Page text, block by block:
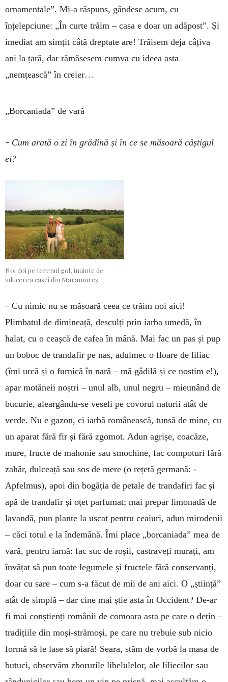
ornamentale”. Mi-a răspuns, gândesc acum, cu
înțelepciune: „În curte trăim – casa e doar un adăpost”. Și
imediat am simțit câtă drep­tate are! Trăisem deja câțiva
ani la țară, dar rămăsesem cumva cu ideea asta
„nemțească” în creier…
„Borcaniada” de vară
– Cum arată o zi în grădină și în ce se măsoară câștigul
ei?
Noi doi pe terenul gol, înainte de
aducerea casei din Maramureș
– Cu nimic nu se măsoară ceea ce trăim noi aici!
Plimbatul de dimineață, desculți prin iarba umedă, în
halat, cu o ceașcă de cafea în mână. Mai fac un pas și pup
un boboc de trandafir pe nas, adulmec o floare de liliac
(îmi urcă și o furnică în nară – mă gâdilă și ce nostim e!),
apar motăneii noștri – unul alb, unul negru – mieunând de
bucurie, aleargându-se veseli pe covorul naturii atât de
verde. Nu e gazon, ci iarbă românească, tunsă de mine, cu
un aparat fără fir și fără zgomot. Adun agrișe, coacăze,
mure, fructe de mahonie sau smochine, fac compoturi fără
zahăr, dulceață sau sos de mere (o rețetă germană: ­
Apfelmus), apoi din bogăția de petale de trandafiri fac și
apă de trandafir și oțet parfumat; mai prepar limonadă de
lavandă, pun plante la uscat pentru ceaiuri, adun mirodenii
– căci totul e la îndemână. Îmi place „borcaniada” mea de
vară, pentru iarnă: fac suc de roșii, castraveți murați, am
învățat să pun toate legumele și fructele fără conservanți,
doar cu sare – cum s-a făcut de mii de ani aici. O „știință”
atât de simplă – dar cine mai știe asta în Occident? De-ar
fi mai conștienți românii de comoara asta pe care o dețin –
tradițiile din moși-strămoși, pe care nu trebuie sub nicio
formă să le lase să piară! Seara, stăm de vorbă la masa de
butuci, observăm zborurile libelulelor, ale liliecilor sau